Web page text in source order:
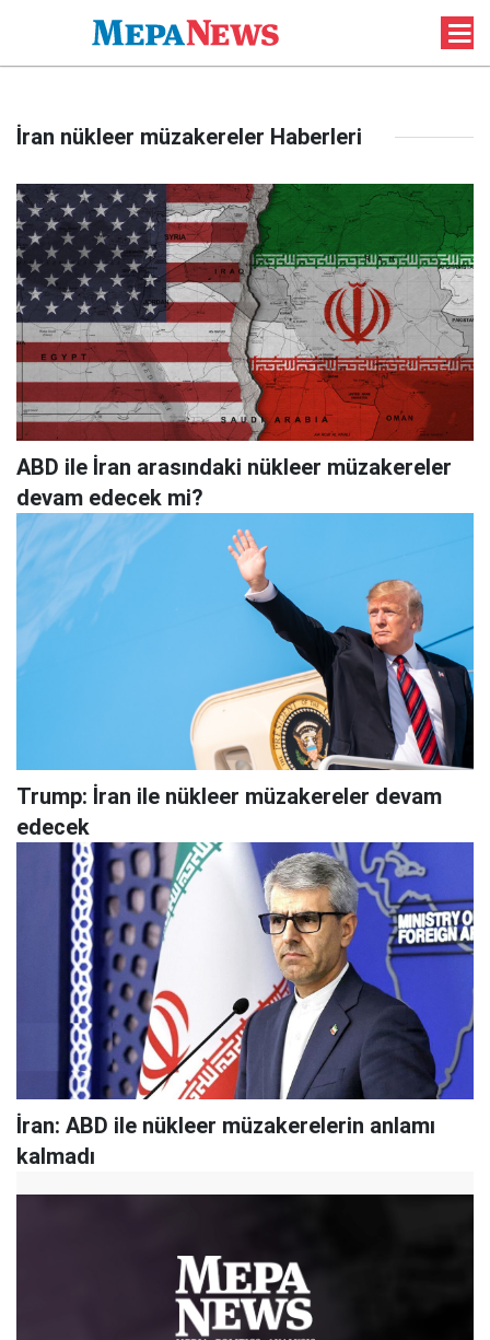
İran nükleer müzakereler Haberleri
ABD ile İran arasındaki nükleer müzakereler
devam edecek mi?
Trump: İran ile nükleer müzakereler devam
edecek
İran: ABD ile nükleer müzakerelerin anlamı
kalmadı